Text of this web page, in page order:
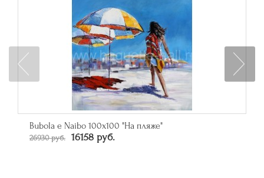
Зеркало прямоугольное в багете цвета серебро
От 50790 руб.